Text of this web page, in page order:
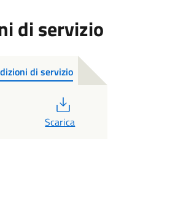
di servizio
di servizio
Scarica